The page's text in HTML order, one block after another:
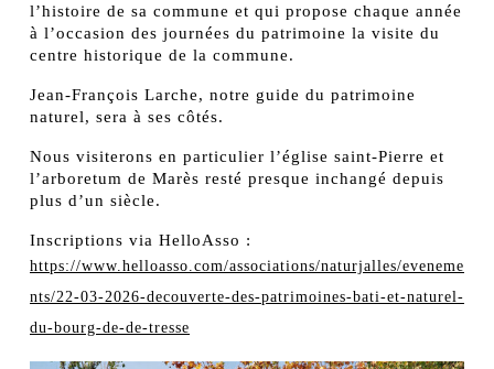
l’histoire de sa commune et qui propose chaque année
à l’occasion des journées du patrimoine la visite du
centre historique de la commune.
Jean-François Larche, notre guide du patrimoine
naturel, sera à ses côtés.
Nous visiterons en particulier l’église saint-Pierre et
l’arboretum de Marès resté presque inchangé depuis
plus d’un siècle.
Inscriptions via HelloAsso :
https://www.helloasso.com/associations/naturjalles/eveneme
nts/22-03-2026-decouverte-des-patrimoines-bati-et-naturel-
du-bourg-de-de-tresse